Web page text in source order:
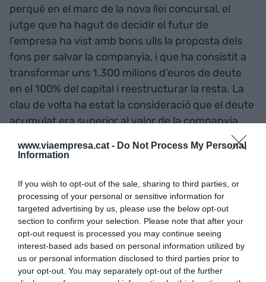
www.viaempresa.cat - Do Not Process My Personal
Information
If you wish to opt-out of the sale, sharing to third parties, or
processing of your personal or sensitive information for
targeted advertising by us, please use the below opt-out
section to confirm your selection. Please note that after your
opt-out request is processed you may continue seeing
interest-based ads based on personal information utilized by
us or personal information disclosed to third parties prior to
your opt-out. You may separately opt-out of the further
perquè en el marc de la nova llei concursal, el
jutge que ha hagut de decidir el futur de
l’empresa ha vist amb bons ulls la proposta dels
fons per salvar la companyia, i que ha consistit a
transformar uns 1.300 milions d’euros de deute
en el 100% del capital i reestructurar la resta. La
clau de volta ha estat la consideració que el deute
acumulat era superior al valor de la companyia.
Amb aquesta sentència, Rubiralta i la seva família
perden del tot la firma que havia estat el pal de
soga s’ha acabat tancant.
Hi ha una substància que
sovint té el risc de créixer
descontroladament al